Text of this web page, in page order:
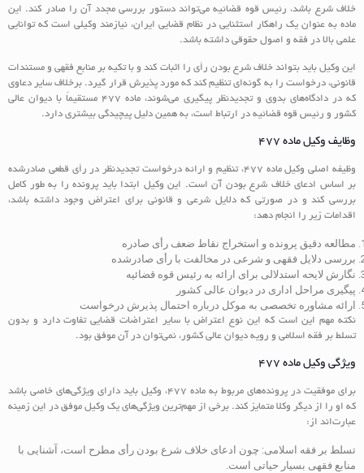
خلاف شرع باشد، رئیس قوه قضائیه می‌تواند دستور بررسی مجدد آن را صادر کند. این
ماده به عنوان یک راهکار استثنایی در نظام قضایی ایران، نیازمند وکیلی است که توانایی
علمی بالا در فقه و اصول حقوقی داشته باشد.
این وکیل باید بتواند خلاف شرع بودن رأی را اثبات کند و با تکیه بر منابع فقهی و مستندات
قانونی، درخواست را به گونه‌ای تنظیم کند که مورد پذیرش قرار گیرد. برخلاف سایر دعاوی
که در دادگاه‌های بدوی و تجدیدنظر پیگیری می‌شوند، ماده ۴۷۷ مستقیماً با دیوان عالی
کشور و رئیس قوه قضائیه در ارتباط است، به همین دلیل پیچیدگی بیشتری دارد.
وظایف وکیل ماده ۴۷۷
وظیفه اصلی وکیل ماده ۴۷۷، تنظیم و ارائه درخواست تجدیدنظر در رأی قطعی صادرشده
بر اساس ادعای خلاف شرع بودن آن است. این وکیل ابتدا باید پرونده را به طور کامل
بررسی کند و در صورتی که دلایل شرعی و قانونی برای اعتراض وجود داشته باشد،
اقدامات زیر را انجام دهد:
مطالعه دقیق پرونده و استخراج نقاط ضعف رأی صادره
بررسی دلایل فقهی و شرعی در مخالفت با رأی صادرشده
نگارش لایحه استدلالی برای ارائه به رئیس قوه قضائیه
پیگیری مراحل اداری در دیوان عالی کشور
ارائه مشاوره تخصصی به موکل درباره احتمال پذیرش درخواست
نکته مهم این است که این نوع اعتراض با سایر اعتراضات قضایی تفاوت دارد و بدون
تسلط بر فقه اسلامی و رویه دیوان عالی کشور، نمی‌توان در آن موفق بود.
ویژگی وکیل ماده ۴۷۷
برای موفقیت در پرونده‌های مربوط به ماده ۴۷۷، وکیل باید دارای ویژگی‌های خاصی باشد
که او را از دیگر وکلا متمایز کند. برخی از مهم‌ترین ویژگی‌های یک وکیل موفق در این زمینه
عبارت‌اند از:
تسلط بر فقه اسلامی: چون ادعای خلاف شرع بودن رأی مطرح است، آشنایی با
منابع فقهی بسیار حیاتی است.